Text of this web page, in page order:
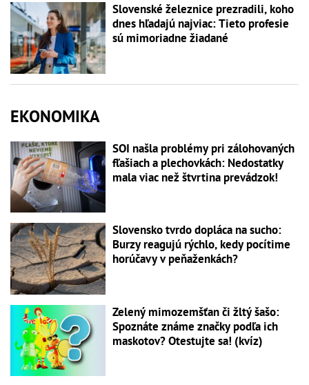
Slovenské železnice prezradili, koho
dnes hľadajú najviac: Tieto profesie
sú mimoriadne žiadané
EKONOMIKA
SOI našla problémy pri zálohovaných
fľašiach a plechovkách: Nedostatky
mala viac než štvrtina prevádzok!
Slovensko tvrdo dopláca na sucho:
Burzy reagujú rýchlo, kedy pocítime
horúčavy v peňaženkách?
Zelený mimozemšťan či žltý šašo:
Spoznáte známe značky podľa ich
maskotov? Otestujte sa! (kvíz)